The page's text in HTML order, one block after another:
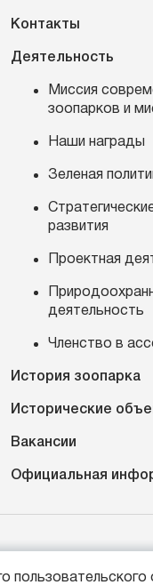
Контакты
Деятельность
Миссия
зоопарков и
Наши награды
Зеленая
развития
Проектная
деятельность
Членство в
История зоопарка
Исторические
Вакансии
Официальная
Россия, г.